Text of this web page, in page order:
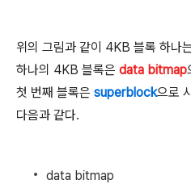
위의 그림과 같이 4KB 블록 하나
하나의 4KB 블록은 data bitmap
첫 번째 블록은 superblock으로
다음과 같다.
data bitmap